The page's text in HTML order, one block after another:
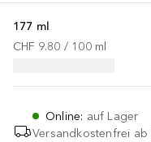
177 ml
CHF 9.80 / 100 ml
Online: auf Lager
Versandkostenfrei ab